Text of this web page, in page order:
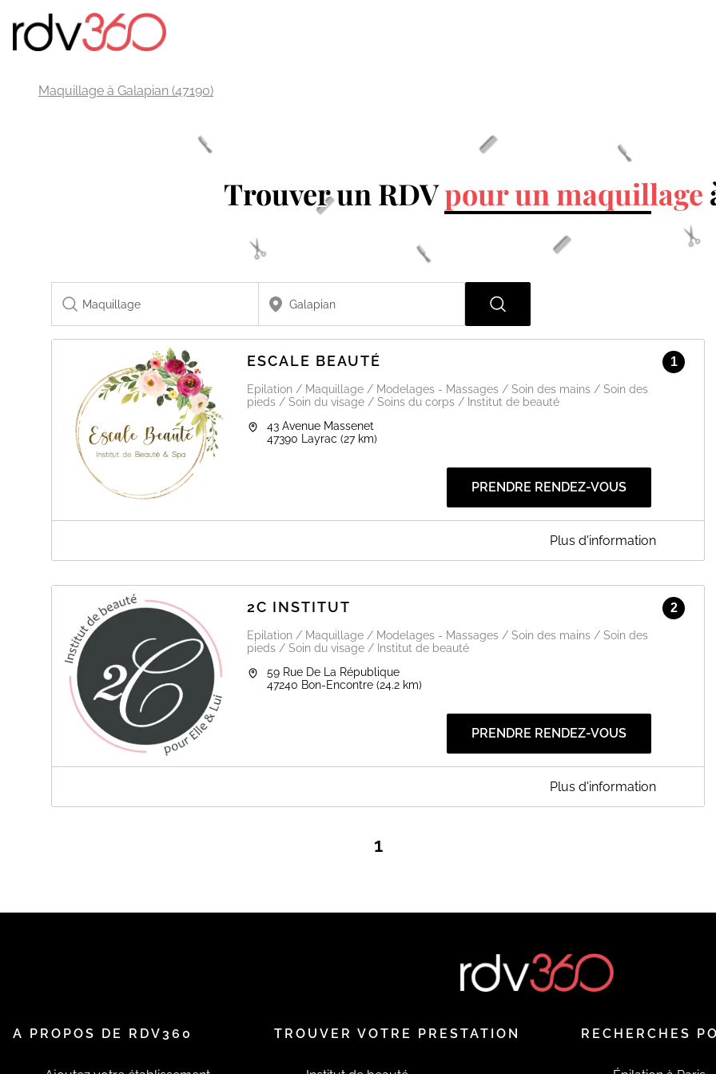
Maquillage à Galapian (47190)
Trouver un RDVpour un maquillage
ESCALE BEAUTÉ 1
Epilation / Maquillage / Modelages - Massages / Soin des mains / Soin des
pieds / Soin du visage / Soins du corps / Institut de beauté
43 Avenue Massenet
47390
Layrac (27 km)
PRENDRE RENDEZ-VOUS
de votre beauté et de votre bien-être.
Je vous propose une palette de soins uniques : Spa, massages, soins du corps et du visage prodigués à base de
produits naturels et made in France ; nouvelles technologies minceur et anti-âge, beauté des mains et des pieds,
épilations, rehaussement de cils et maquillage… un véritable moment de douceur pour le corps et l'esprit.
Plus d'information
2C INSTITUT 2
Epilation / Maquillage / Modelages - Massages / Soin des mains / Soin des
pieds / Soin du visage / Institut de beauté
59 Rue De La République
47240 Bon-Encontre (24.2 km)
PRENDRE RENDEZ-VOUS
EN SAVOIR PLUS
Plus d'information
1
A PROPOS DE RDV360 TROUVER VOTRE PRESTATION RECHERCHES